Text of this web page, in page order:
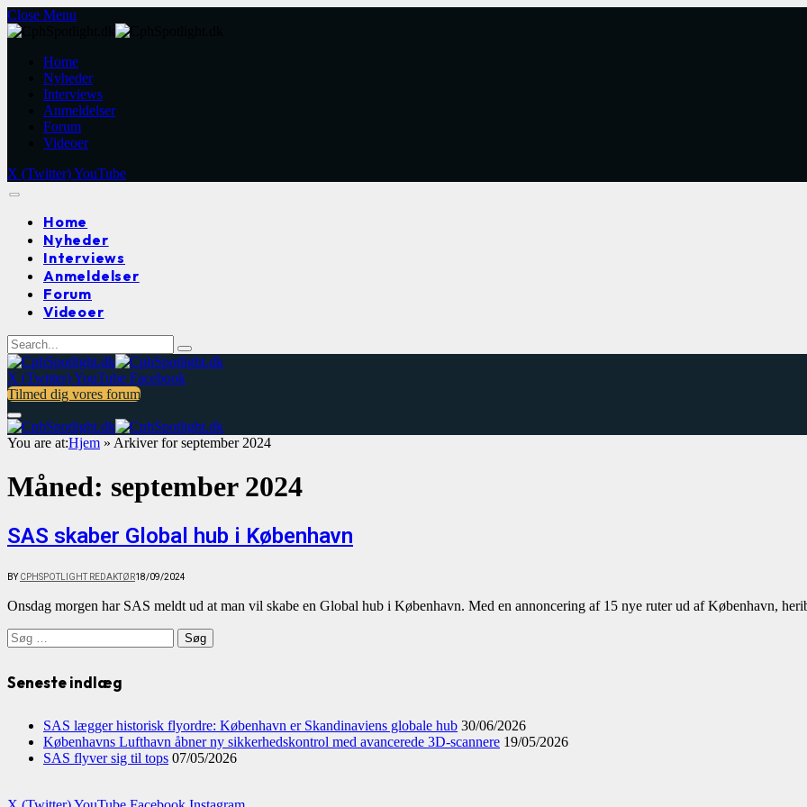
Close Menu
Home
Nyheder
Interviews
Anmeldelser
Forum
Videoer
X (Twitter)YouTube
Home
Nyheder
Interviews
Anmeldelser
Forum
Videoer
X (Twitter)YouTube Facebook
Tilmed dig vores forum
You are at:Hjem » Arkiver for september 2024
Måned: september 2024
SAS skaber Global hub i København
BY CPHSPOTLIGHT REDAKTØR18/09/2024
Onsdag morgen har SAS meldt ud at man vil skabe en Global hub i København. Med en annoncering af 15 nye ruter ud af København,
Søg
efter:
Seneste indlæg
SAS lægger historisk flyordre: København er Skandinaviens globale hub 30/06/2026
Københavns Lufthavn åbner ny sikkerhedskontrol med avancerede 3D-scannere 19/05/2026
SAS flyver sig til tops 07/05/2026